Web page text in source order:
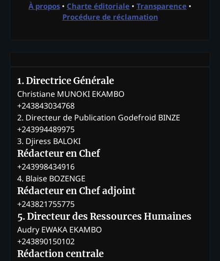
À propos • Charte éditoriale • Transparence •
Procédure de réclamation
1. Directrice Générale
Christiane MUNOKI EKAMBO
+243843034768
2. Directeur de Publication Godefroid BINZE
+243994489975
3. Djiress BALOKI
Rédacteur en Chef
+243998434916
4. Blaise BOZENGE
Rédacteur en Chef adjoint
+243821755775
5. Directeur des Ressources Humaines
Audry EWAKA EKAMBO
+243890150102
Rédaction centrale